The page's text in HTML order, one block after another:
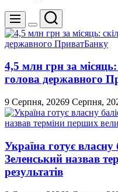
Меню
Перемикач
кольорового
режиму
Пошук
4,5 млн грн за
голова державного
9 Серпня, 20269 Серпня,
Україна готує
Зеленський назвав
результатів